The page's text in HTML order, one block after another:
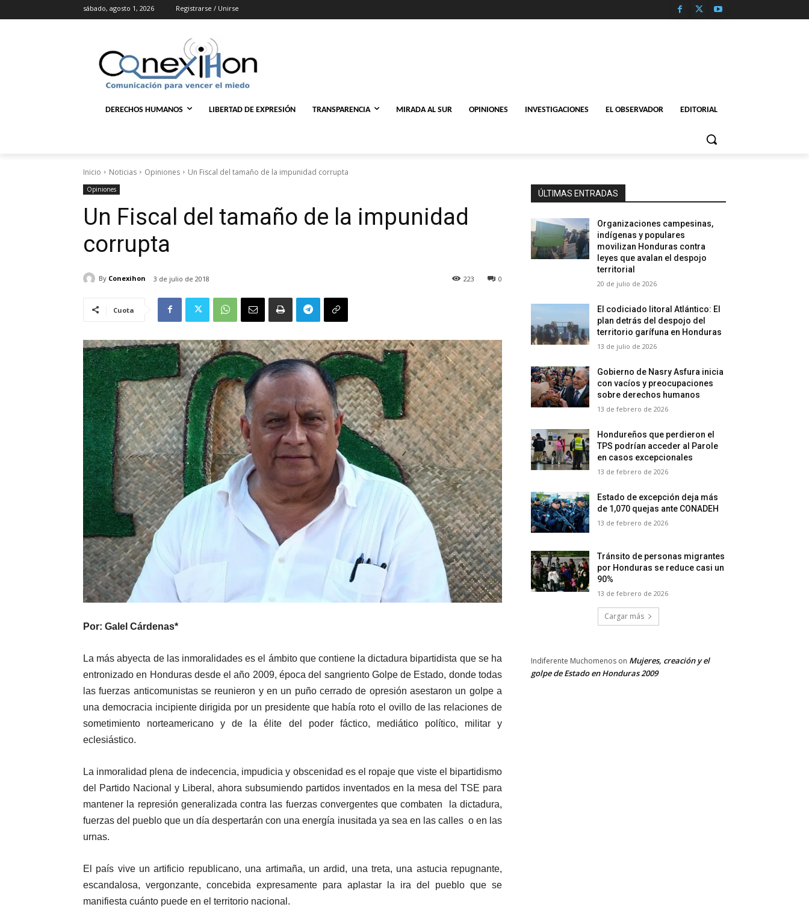
sábado, agosto 1, 2026 Registrarse / Unirse
DERECHOS HUMANOS LIBERTAD DE EXPRESIÓN TRANSPARENCIA MIRADA AL SUR OPINIONES INVESTIGACIONES EL OBSERVADOR EDITORIAL
Inicio Noticias Opiniones Un Fiscal del tamaño de la impunidad corrupta
Opiniones
Un Fiscal del tamaño de la impunidad
corrupta
By Conexihon 3 de julio de 2018 0
223
Cuota
Por: Galel Cárdenas*
La más abyecta de las inmoralidades es el ámbito que contiene la dictadura bipartidista que se ha
entronizado en Honduras desde el año 2009, época del sangriento Golpe de Estado, donde todas
las fuerzas anticomunistas se reunieron y en un puño cerrado de opresión asestaron un golpe a
una democracia incipiente dirigida por un presidente que había roto el ovillo de las relaciones de
sometimiento norteamericano y de la élite del poder fáctico, mediático político, militar y
eclesiástico.
La inmoralidad plena de indecencia, impudicia y obscenidad es el ropaje que viste el bipartidismo
del Partido Nacional y Liberal, ahora subsumiendo partidos inventados en la mesa del TSE para
mantener la represión generalizada contra las fuerzas convergentes que combaten la dictadura,
fuerzas del pueblo que un día despertarán con una energía inusitada ya sea en las calles o en las
urnas.
El país vive un artificio republicano, una artimaña, un ardid, una treta, una astucia repugnante,
escandalosa, vergonzante, concebida expresamente para aplastar la ira del pueblo que se
manifiesta cuánto puede en el territorio nacional.
ÚLTIMAS ENTRADAS
Organizaciones campesinas,
indígenas y populares
movilizan Honduras contra
leyes que avalan el despojo
territorial
20 de julio de 2026
El codiciado litoral Atlántico: El
plan detrás del despojo del
territorio garífuna en Honduras
13 de julio de 2026
Gobierno de Nasry Asfura inicia
con vacíos y preocupaciones
sobre derechos humanos
13 de febrero de 2026
Hondureños que perdieron el
TPS podrían acceder al Parole
en casos excepcionales
13 de febrero de 2026
Estado de excepción deja más
de 1,070 quejas ante CONADEH
13 de febrero de 2026
Tránsito de personas migrantes
por Honduras se reduce casi un
90%
13 de febrero de 2026
Cargar más
Indiferente Muchomenos on Mujeres, creación y el
golpe de Estado en Honduras 2009